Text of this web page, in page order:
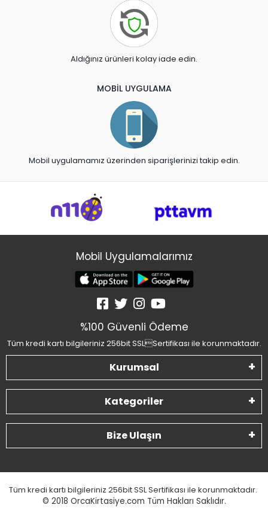
Aldığınız ürünleri kolay iade edin.
MOBİL UYGULAMA
Mobil uygulamamız üzerinden siparişlerinizi takip edin.
Mobil Uygulamalarımız
%100 Güvenli Ödeme
Tüm kredi kartı bilgileriniz 256bit SSLSertifikası ile korunmaktadır.
Kurumsal
Kategoriler
Bize Ulaşın
Tüm kredi kartı bilgileriniz 256bit SSL Sertifikası ile korunmaktadır.
© 2018 OrcaKirtasiye.com Tüm Hakları Saklıdır.